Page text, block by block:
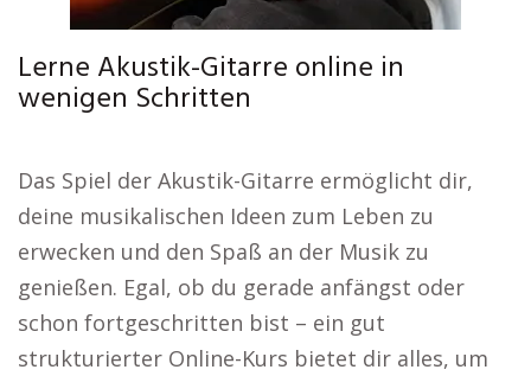
Lerne Akustik-Gitarre online in
wenigen Schritten
Das Spiel der Akustik-Gitarre ermöglicht dir,
deine musikalischen Ideen zum Leben zu
erwecken und den Spaß an der Musik zu
genießen. Egal, ob du gerade anfängst oder
schon fortgeschritten bist – ein gut
strukturierter Online-Kurs bietet dir alles, um